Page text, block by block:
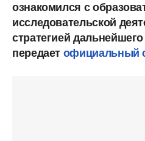
ознакомился с
исследовательской
стратегией
передает официальный